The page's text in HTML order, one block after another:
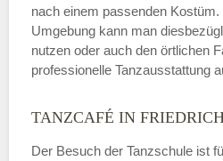
nach einem passenden
Umgebung kann man
nutzen oder auch den örtlichen
professionelle Tanzausstattung
TANZCAFÉ IN
Der Besuch der Tanzschule ist